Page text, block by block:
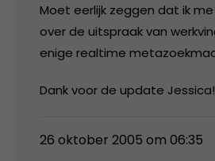
Moet eerlijk zeggen dat ik
over de uitspraak van
enige realtime
Dank voor de update Jessica!
26 oktober 2005 om 06:35